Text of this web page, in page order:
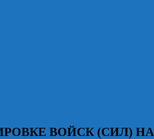
ВОЙСК (СИЛ) НА